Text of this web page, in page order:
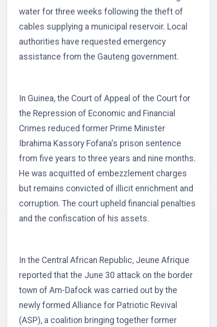
water for three weeks following the theft of
cables supplying a municipal reservoir. Local
authorities have requested emergency
assistance from the Gauteng government.
In Guinea, the Court of Appeal of the Court for
the Repression of Economic and Financial
Crimes reduced former Prime Minister
Ibrahima Kassory Fofana's prison sentence
from five years to three years and nine months.
He was acquitted of embezzlement charges
but remains convicted of illicit enrichment and
corruption. The court upheld financial penalties
and the confiscation of his assets.
In the Central African Republic, Jeune Afrique
reported that the June 30 attack on the border
town of Am-Dafock was carried out by the
newly formed Alliance for Patriotic Revival
(ASP), a coalition bringing together former